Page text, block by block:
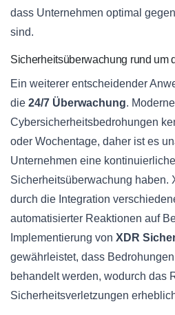
dass Unternehmen optimal gegen
sind.
Sicherheitsüberwachung rund um
Ein weiterer entscheidender
die 24/7 Überwachung. Moderne
Cybersicherheitsbedrohungen
oder Wochentage, daher ist es
Unternehmen eine kontinuierliche
Sicherheitsüberwachung haben.
durch die Integration
automatisierter Reaktionen auf
Implementierung von XDR
gewährleistet, dass
behandelt werden, wodurch das
Sicherheitsverletzungen